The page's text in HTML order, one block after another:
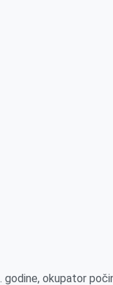
godine, okupator